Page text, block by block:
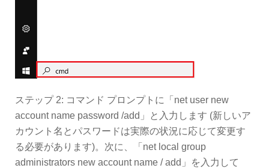
ステップ 2: コマンド プロンプトに「net user new
account name password /add」と入力します (新しいア
カウント名とパスワードは実際の状況に応じて変更す
る必要があります)。次に、「net local group
administrators new account name / add」を入力して